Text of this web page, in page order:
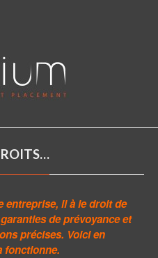
entreprise, il à le droit de
de prévoyance et
précises. Voici en
fonctionne.